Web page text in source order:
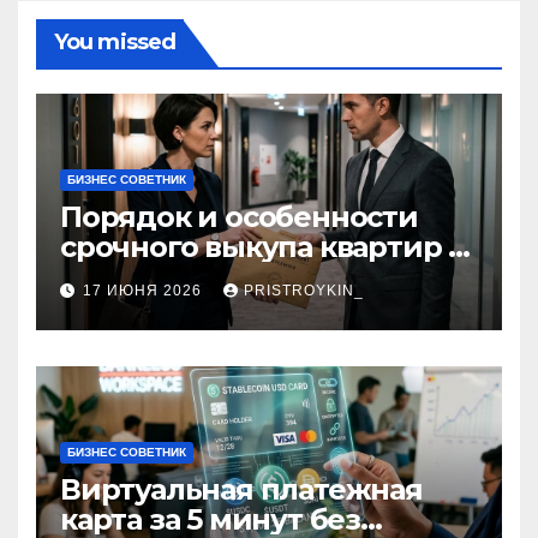
You missed
БИЗНЕС СОВЕТНИК
Порядок и особенности
срочного выкупа квартир в
срок 1–3 дня
17 ИЮНЯ 2026 PRISTROYKIN_
БИЗНЕС СОВЕТНИК
Виртуальная платежная
карта за 5 минут без